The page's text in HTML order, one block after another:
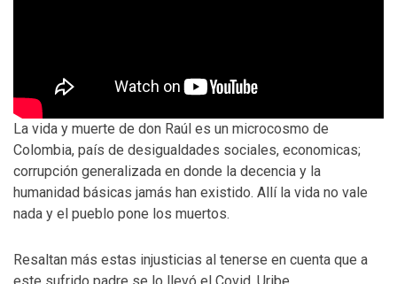
La vida y muerte de don Raúl es un microcosmo de
Colombia, país de desigualdades sociales, economicas;
corrupción generalizada en donde la decencia y la
humanidad básicas jamás han existido. Allí la vida no vale
nada y el pueblo pone los muertos.
Resaltan más estas injusticias al tenerse en cuenta que a